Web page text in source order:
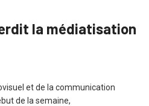
la médiatisation
et de la communication
de la semaine,